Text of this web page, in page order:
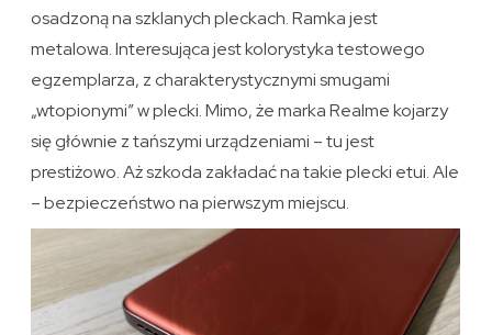
osadzoną na szklanych pleckach. Ramka jest
metalowa. Interesująca jest kolorystyka testowego
egzemplarza, z charakterystycznymi smugami
„wtopionymi” w plecki. Mimo, że marka Realme kojarzy
się głównie z tańszymi urządzeniami – tu jest
prestiżowo. Aż szkoda zakładać na takie plecki etui. Ale
– bezpieczeństwo na pierwszym miejscu.